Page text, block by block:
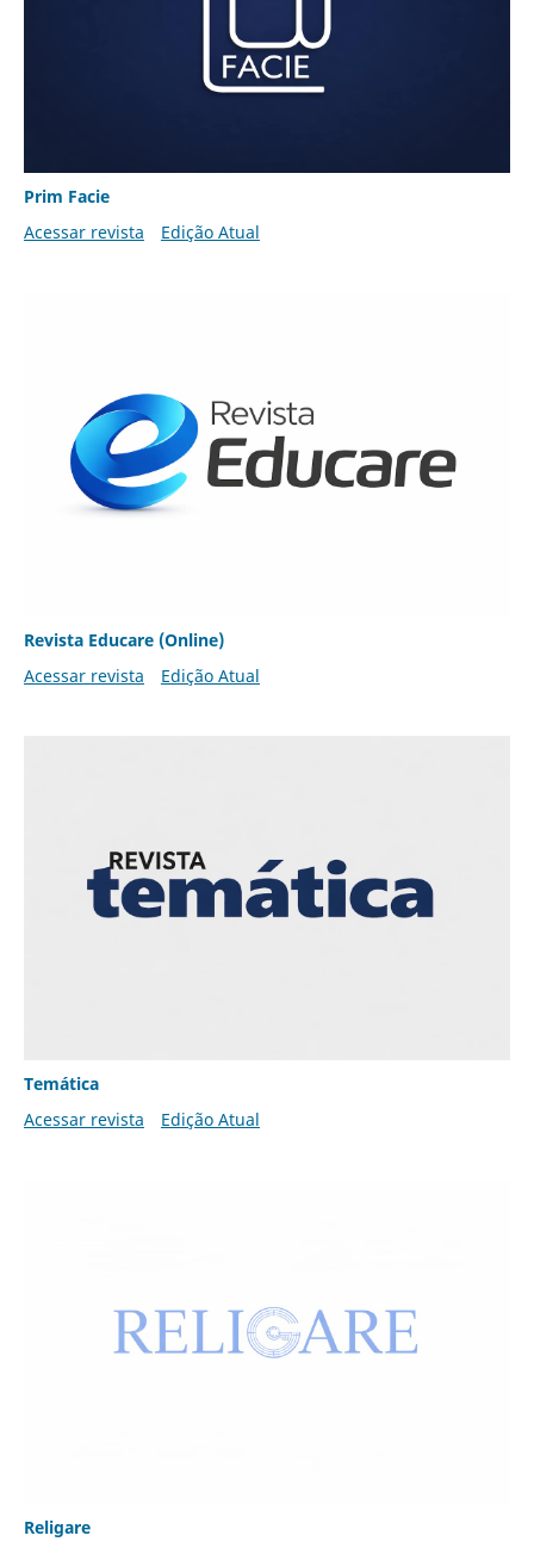
Prim Facie
Acessar revista
Edição Atual
Revista Educare (Online)
Acessar revista
Edição Atual
Temática
Acessar revista
Edição Atual
Religare